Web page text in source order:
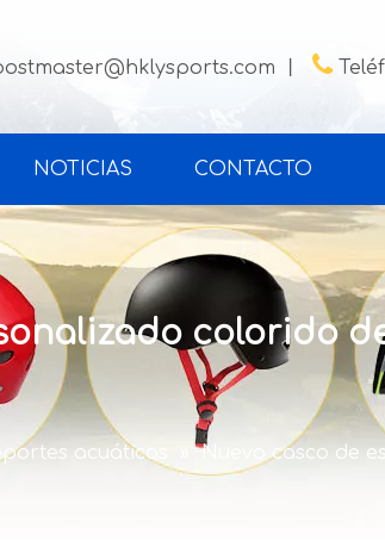

NOTICIAS CONTACTO
colorido
acuáticos » Nuevo casco de